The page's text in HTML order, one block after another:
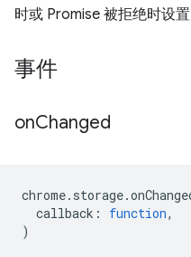
时或 Promise 被拒绝时设置
事件
onChanged
chrome. storage.
callback : function,
)